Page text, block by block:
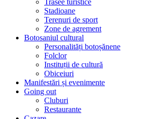
Stadioane
Terenuri de sport
Zone de agrement
Botosaniul cultural
Personalități botoșănene
Folclor
Instituții de cultură
Obiceiuri
Manifestări și evenimente
Going out
Cluburi
Restaurante